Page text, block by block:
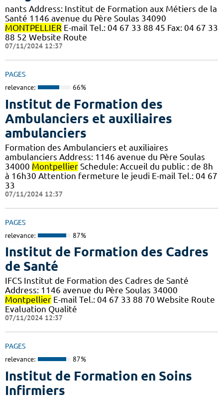
nants Address: Institut de Formation aux Métiers de la
Santé 1146 avenue du Père Soulas 34090
MONTPELLIER E-mail Tel.: 04 67 33 88 45 Fax: 04 67 33
88 52 Website Route
07/11/2024 12:37
PAGES
relevance: 66%
Institut de Formation des
Ambulanciers et auxiliaires
ambulanciers
Formation des Ambulanciers et auxiliaires
ambulanciers Address: 1146 avenue du Père Soulas
34000 Montpellier Schedule: Accueil du public : de 8h
à 16h30 Attention fermeture le jeudi E-mail Tel.: 04 67
33
07/11/2024 12:37
PAGES
relevance: 87%
Institut de Formation des Cadres
de Santé
IFCS Institut de Formation des Cadres de Santé
Address: 1146 avenue du Père Soulas 34000
Montpellier E-mail Tel.: 04 67 33 88 70 Website Route
Evaluation Qualité
07/11/2024 12:37
PAGES
relevance: 87%
Institut de Formation en Soins
Infirmiers